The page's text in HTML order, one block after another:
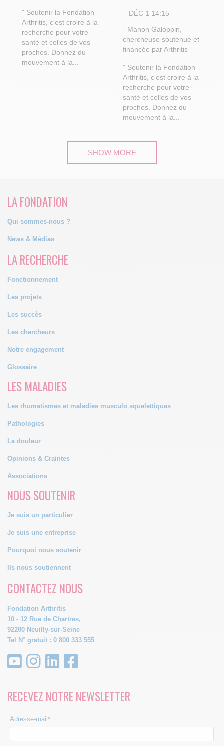
" Soutenir la Fondation
Arthritis, c'est croire à la
recherche pour votre
santé et celles de vos
proches. Donnez du
mouvement à la...
DÉC 1 14:15
- Manon Galoppin,
chercheuse soutenue et
financée par Arthritis
" Soutenir la Fondation
Arthritis, c'est croire à la
recherche pour votre
santé et celles de vos
proches. Donnez du
mouvement à la...
SHOW MORE
LA FONDATION
Qui sommes-nous ?
News & Médias
LA RECHERCHE
Fonctionnement
Les projets
Les succès
Les chercheurs
Notre engagement
Glossaire
LES MALADIES
Les rhumatismes et maladies musculo squelettiques
Pathologies
La douleur
Opinions & Craintes
Associations
NOUS SOUTENIR
Je suis un particulier
Je suis une entreprise
Pourquoi nous soutenir
Ils nous soutiennent
CONTACTEZ NOUS
Fondation Arthritis
10 - 12 Rue de Chartres,
92200 Neuilly-sur-Seine
Tel N° gratuit : 0 800 333 555
RECEVEZ NOTRE NEWSLETTER
Adresse-mail*